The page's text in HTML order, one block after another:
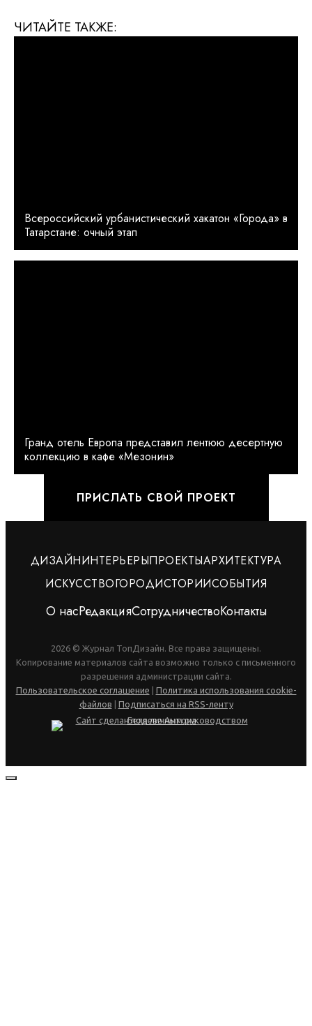
ЧИТАЙТЕ ТАКЖЕ:
Всероссийский урбанистический хакатон «Города» в
Татарстане: очный этап
Гранд отель Европа представил лентюю десертную
коллекцию в кафе «Мезонин»
ПРИСЛАТЬ СВОЙ ПРОЕКТ
ДИЗАЙНИНТЕРЬЕРЫПРОЕКТЫАРХИТЕКТУРА
ИСКУССТВОГОРОДИСТОРИИСОБЫТИЯ
О насРедакцияСотрудничествоКонтакты
2026 © Журнал ТопДизайн. Все права защищены.
Копирование материалов сайта возможно только с письменного
разрешения администрации сайта.
Пользовательское соглашение
Политика использования cookie-
файлов
Подписаться на RSS-ленту